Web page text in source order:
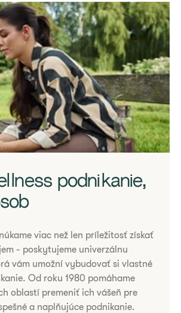
niekoľko sekúnd a skúste skopírovať znova.
podnikanie,
viac než len príležitosť získať
- poskytujeme univerzálnu
vám umožní vybudovať si vlastné
Od roku 1980 pomáhame
oblastí premeniť ich vášeň pre
a naplňujúce podnikanie.​